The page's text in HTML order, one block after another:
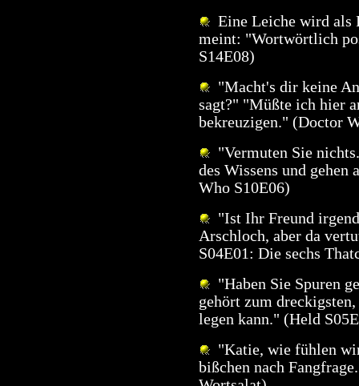
Eine Leiche wird als
meint: "Wortwörtlich
S14E08)
"Macht's dir keine
sagt?" "Müßte ich hier
bekreuzigen." (Doctor
"Vermuten Sie
des Wissens und
Who S10E06)
"Ist Ihr Freund
Arschloch, aber da
S04E01: Die sechs
"Haben Sie Spuren
gehört zum
legen kann." (Held
"Katie, wie fühlen
bißchen nach